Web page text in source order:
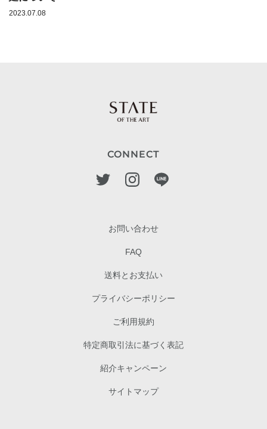
2023.07.08
CONNECT
お問い合わせ
FAQ
送料とお支払い
プライバシーポリシー
ご利用規約
特定商取引法に基づく表記
紹介キャンペーン
サイトマップ